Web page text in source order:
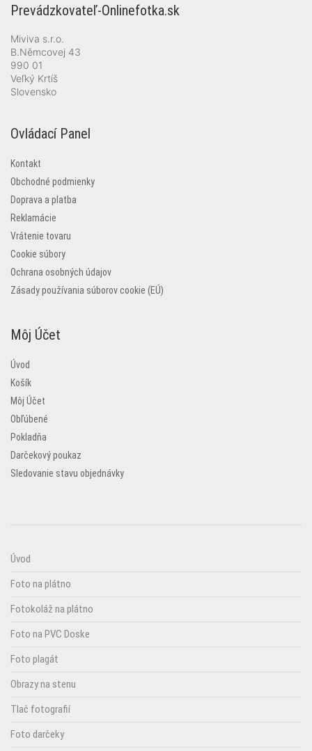
Prevádzkovateľ-Onlinefotka.sk
Miviva s.r.o.
B.Němcovej 43
990 01
Veľký Krtíš
Slovensko
Ovládací Panel
Kontakt
Obchodné podmienky
Doprava a platba
Reklamácie
Vrátenie tovaru
Cookie súbory
Ochrana osobných údajov
Zásady používania súborov cookie (EÚ)
Môj Účet
Úvod
Košík
Môj Účet
Obľúbené
Pokladňa
Darčekový poukaz
Sledovanie stavu objednávky
Úvod
Foto na plátno
Fotokoláž na plátno
Foto na PVC Doske
Foto plagát
Obrazy na stenu
Tlač fotografií
Foto darčeky